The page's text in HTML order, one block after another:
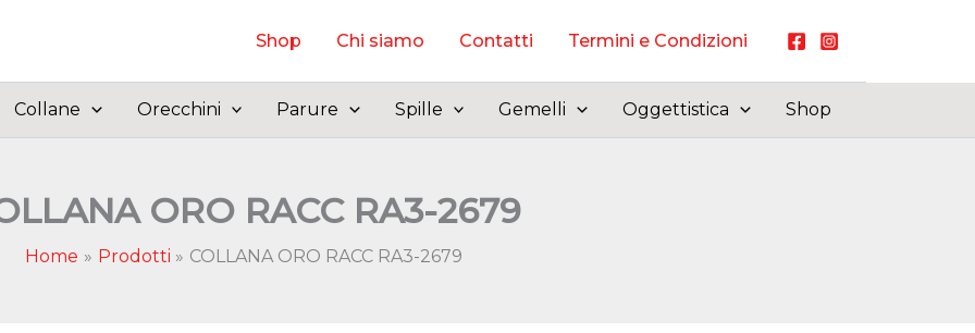
Shop Chi siamo Contatti Termini e Condizioni
Collane Orecchini Parure Spille Gemelli Oggettistica Shop
ORO RACC RA3-2679
Home Prodotti COLLANA ORO RACC RA3-2679